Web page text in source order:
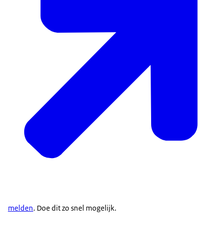
melden. Doe dit zo snel mogelijk.